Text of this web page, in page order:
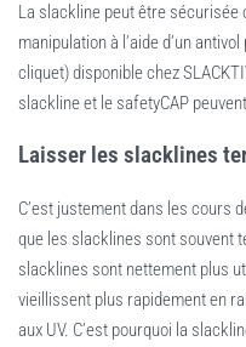
La slackline peut être
manipulation à l’aide d’un
cliquet) disponible chez
slackline et le safetyCAP
Laisser les slacklines
C’est justement dans les cours
que les slacklines sont souvent
slacklines sont nettement plus
vieillissent plus rapidement en
aux UV. C’est pourquoi la